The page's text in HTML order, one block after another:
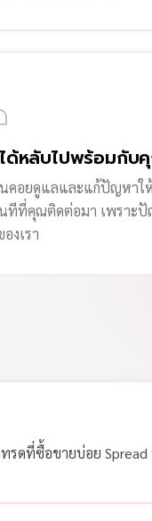
ได้หลับไปพร้อมกับ
คอยดูแลและแก้ปัญหาใ
ทีที่คุณติดต่อมา เพราะ
งเรา
รดที่ซื้อขายบ่อย